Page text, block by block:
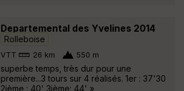
Departemental des Yvelines 2014
Rolleboise
VTT 26 km 550 m
superbe temps, très dur pour une
première...3 tours sur 4 réalisés. 1er : 37'30
2ième : 40' 3ième: 44' »